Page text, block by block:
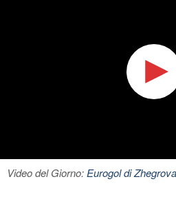
Video del Giorno:Eurogol di